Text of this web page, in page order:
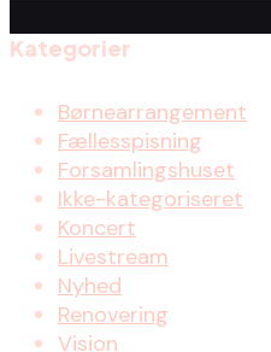
Kategorier
Børnearrangement
Fællesspisning
Forsamlingshuset
Ikke-kategoriseret
Koncert
Livestream
Nyhed
Renovering
Vision